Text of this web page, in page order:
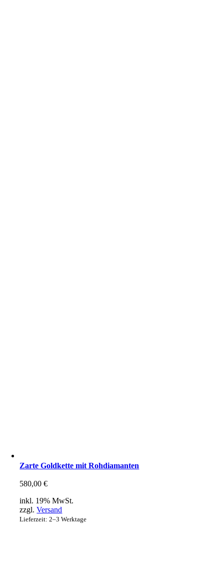
Zarte Goldkette mit Rohdiamanten
580,00€
inkl. 19% MwSt.
zzgl.Versand
Lieferzeit: 2–3 Werktage